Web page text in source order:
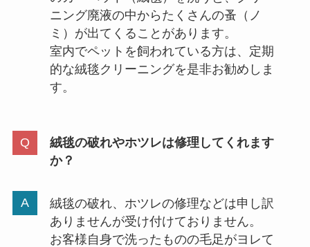
ニング廃液の中からたくさんの蚤（ノ
ミ）が出てくることがあります。
室内でペットを飼われている方は、定期
的な絨毯クリーニングを是非お勧めしま
す。
絨毯の破れやホツレは修理してくれます
か？
絨毯の破れ、ホツレの修理などは申し訳
ありませんが受け付けておりません。
お客様自身で洗ったものの毛足がヨレて